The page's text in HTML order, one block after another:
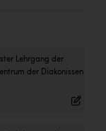
Lehrgang der
der Diakonissen